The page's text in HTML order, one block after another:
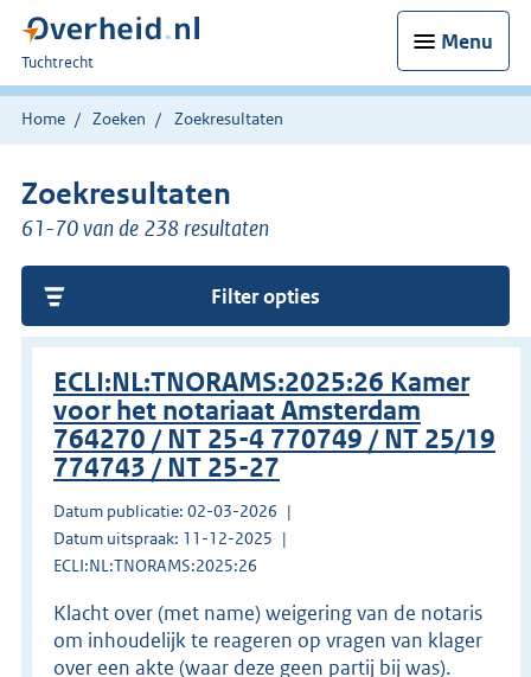
Menu
U
bent
hier:
Tuchtrecht
Home Zoeken Zoekresultaten
Zoekresultaten
61-70 van de 238 resultaten
Filter opties
ECLI:NL:TNORAMS:2025:26 Kamer
voor het notariaat Amsterdam
764270 / NT 25-4 770749 / NT 25/19
774743 / NT 25-27
Datum publicatie: 02-03-2026
Datum uitspraak: 11-12-2025
ECLI:NL:TNORAMS:2025:26
Klacht over (met name) weigering van de notaris
om inhoudelijk te reageren op vragen van klager
over een akte (waar deze geen partij bij was).